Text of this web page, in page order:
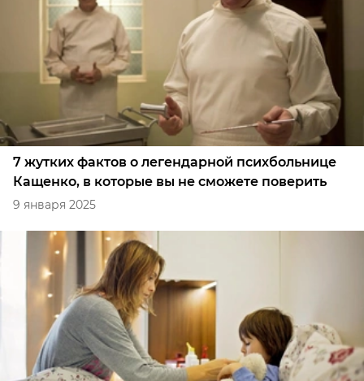
7 жутких фактов о легендарной психбольнице
Кащенко, в которые вы не сможете поверить
9 января 2025